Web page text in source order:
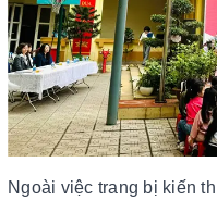
Ngoài việc trang bị kiến